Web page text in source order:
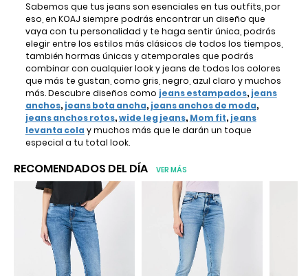
Sabemos que tus jeans son esenciales en tus outfits, por
eso, en KOAJ siempre podrás encontrar un diseño que
vaya con tu personalidad y te haga sentir única, podrás
elegir entre los estilos más clásicos de todos los tiempos,
también hormas únicas y atemporales que podrás
combinar con cualquier look y jeans de todos los colores
que más te gustan, como gris, negro, azul claro y muchos
más. Descubre diseños como jeans estampados, jeans
anchos, jeans bota ancha, jeans anchos de moda,
jeans anchos rotos,wide leg jeans, Mom fit, jeans
levanta cola y muchos más que le darán un toque
especial a tu total look.
RECOMENDADOS DEL DÍA VER MÁS